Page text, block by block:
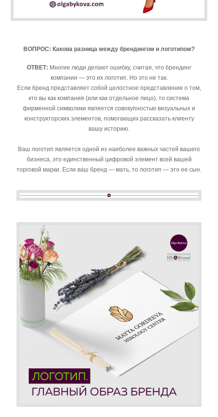
ВОПРОС: Какова разница между брендингом и логотипом?
ОТВЕТ: Многие люди делают ошибку, считая, что брендинг
компании — это их логотип. Но это не так.
Если бренд представляет собой целостное представление о том,
кто вы как компания (или как отдельное лицо), то система
фирменной символики является совокупностью визуальных и
конструкторских элементов, помогающих рассказать клиенту
вашу историю.
Ваш логотип является одной из наиболее важных частей вашего
бизнеса, это единственный цифровой элемент всей вашей
торговой марки. Если ваш бренд — мать, то логотип — это ее сын.